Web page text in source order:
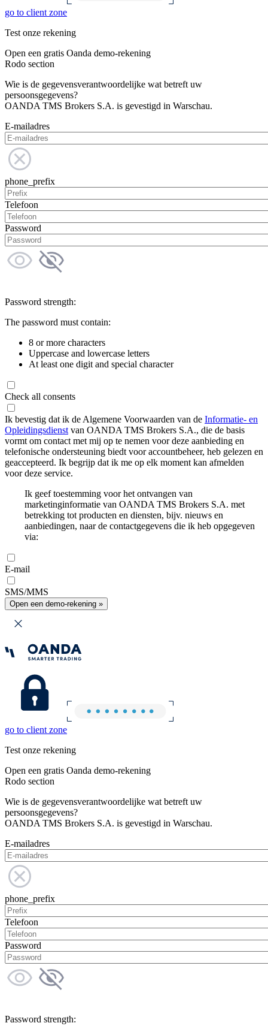
go to client zone
Test onze rekening
Open een gratis Oanda demo-rekening
Rodo section
Wie is de gegevensverantwoordelijke wat betreft uw
persoonsgegevens?
OANDA TMS Brokers S.A. is gevestigd in Warschau.
E-mailadres
phone_prefix
Telefoon
Password
Password strength:
The password must contain:
8 or more characters
Uppercase and lowercase letters
At least one digit and special character
Check all consents
Ik bevestig dat ik de Algemene Voorwaarden van de Informatie- en
Opleidingsdienst van OANDA TMS Brokers S.A., die de basis
vormt om contact met mij op te nemen voor deze aanbieding en
telefonische ondersteuning biedt voor accountbeheer, heb gelezen en
geaccepteerd. Ik begrijp dat ik me op elk moment kan afmelden
voor deze service.
Ik geef toestemming voor het ontvangen van
marketinginformatie van OANDA TMS Brokers S.A. met
betrekking tot producten en diensten, bijv. nieuws en
aanbiedingen, naar de contactgegevens die ik heb opgegeven
via:
E-mail
SMS/MMS
Open een demo-rekening »
go to client zone
Test onze rekening
Open een gratis Oanda demo-rekening
Rodo section
Wie is de gegevensverantwoordelijke wat betreft uw
persoonsgegevens?
OANDA TMS Brokers S.A. is gevestigd in Warschau.
E-mailadres
phone_prefix
Telefoon
Password
Password strength: